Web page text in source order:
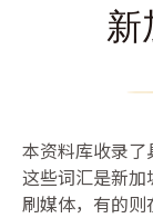
新
本资料库收录了
这些词汇是新加
刷媒体，有的则